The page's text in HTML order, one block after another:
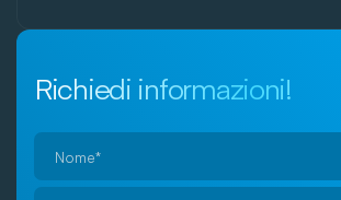
Richiedi informazioni!